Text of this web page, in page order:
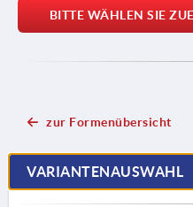
BITTE WÄHLEN SIE
zur Formenübersicht
VARIANTENAUSWAHL